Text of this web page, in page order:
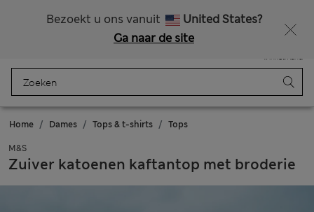
Bezoekt u ons vanuit
United States?
Ga naar de site
Winkelmand
Home Dames Tops & t-shirts Tops
M&S
Zuiver katoenen kaftantop met broderie